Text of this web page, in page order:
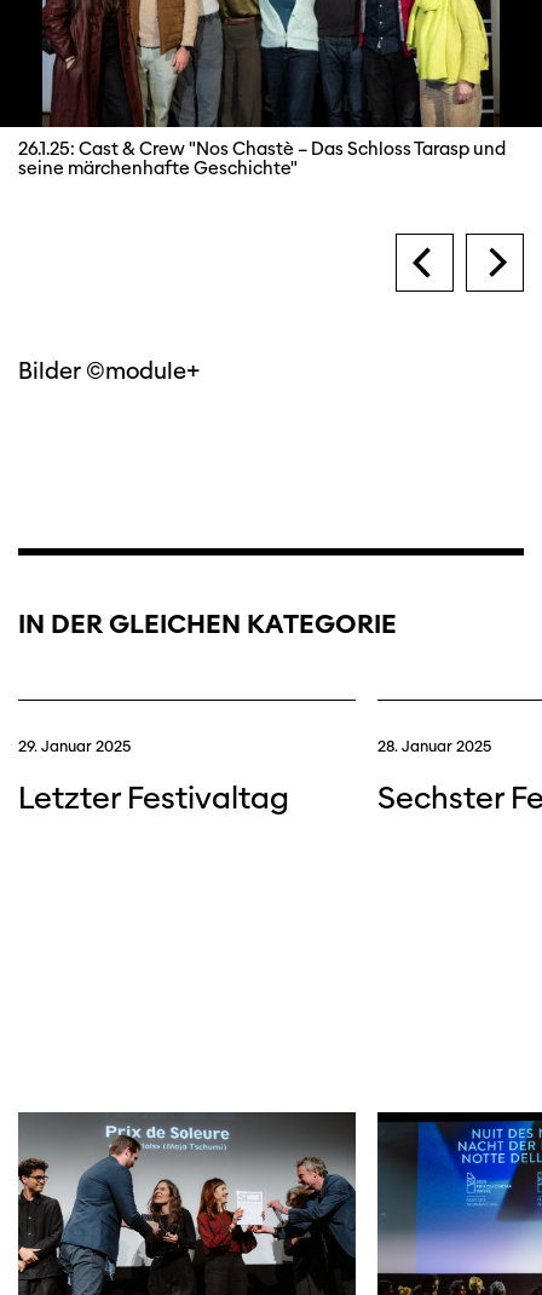
26.1.25: Cast & Crew "Nos Chastè – Das Schloss Tarasp und
seine märchenhafte Geschichte"
Bilder ©module+
IN DER GLEICHEN KATEGORIE
29. Januar 2025
Letzter Festivaltag
28. Januar 2025
Sechster